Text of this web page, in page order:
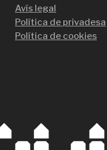
Avís legal
Política de privadesa
Política de cookies